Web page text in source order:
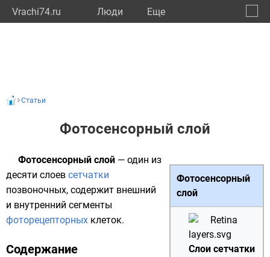
Vrachi74.ru Люди Eще
Статьи
Фотосенсорный слой
Фотосенсорный
слой
Слои сетчатки
Фотосенсорный слой — один из
десяти слоев сетчатки
позвоночных, содержит внешний
и внутренний сегменты
фоторецепторных клеток.
Содержание